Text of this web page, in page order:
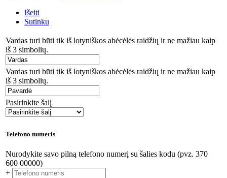
Išeiti
Sutinku
Vardas turi būti tik iš lotyniškos abėcėlės raidžių ir ne mažiau kaip
iš 3 simbolių.
Vardas turi būti tik iš lotyniškos abėcėlės raidžių ir ne mažiau kaip
iš 3 simbolių.
Pasirinkite šalį
Telefono numeris
Nurodykite savo pilną telefono numerį su šalies kodu (pvz. 370
600 00000)
+